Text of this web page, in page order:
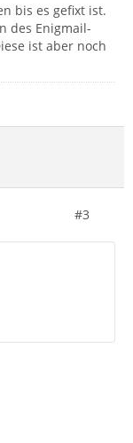
bis es gefixt ist.
des Enigmail-
ist aber noch
#3